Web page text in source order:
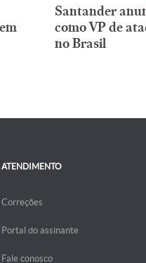
Santander
como VP de
no Brasil
ATENDIMENTO
Correções
Portal do assinante
Fale conosco